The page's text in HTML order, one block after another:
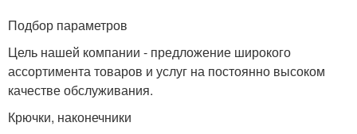
Подбор параметров
Цель нашей компании - предложение широкого
ассортимента товаров и услуг на постоянно высоком
качестве обслуживания.
Крючки, наконечники